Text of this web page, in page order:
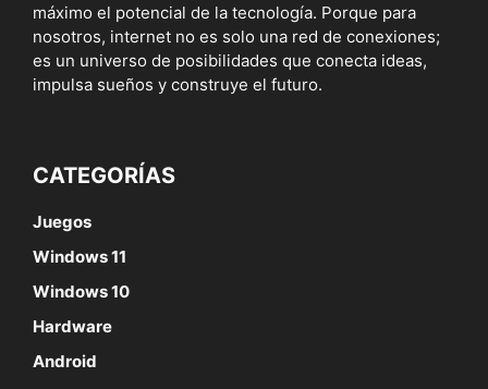
máximo el potencial de la tecnología. Porque para
nosotros, internet no es solo una red de conexiones;
es un universo de posibilidades que conecta ideas,
impulsa sueños y construye el futuro.
CATEGORÍAS
Juegos
Windows 11
Windows 10
Hardware
Android